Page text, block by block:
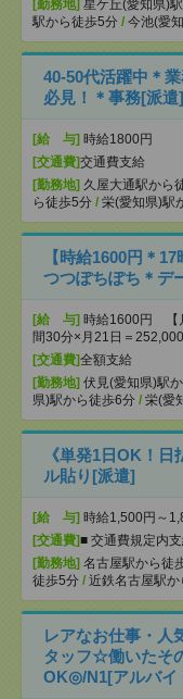
[勤務地] 星ケ丘(愛知県)
駅から徒歩5分 / 今池(愛
40-50代活躍中＊
必見！＊事務[派遣]
[給 与] 時給1800円
[交通費]交通費支給
[勤務地] 久屋大通駅から
ら徒歩5分 / 栄(愛知県)駅
【時給1600円＊
つつぽちぽち＊デ
[給 与] 時給1600円 【
間30分×月21日＝
[交通費]全額支給
[勤務地] 伏見(愛知県)駅
県)駅から徒歩6分 / 栄(愛
《単発1日OK！
ル貼り[派遣]
[給 与] 時給1,500円～
[交通費]■ 交通費規定内
[勤務地] 名古屋駅から徒
徒歩5分 / 近鉄名古屋駅
レアなお仕事・人
タッフ☆働いたそ
OK◎/N1[アルバイ